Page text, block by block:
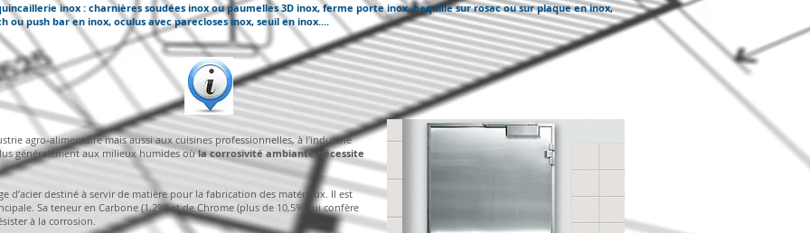
inox : charnières soudées inox ou paumelles 3D inox, ferme porte inox, bequille sur rosac ou sur plaque en inox,
push bar en inox, oculus avec parecloses inox, seuil en inox....
agro-alimentaire mais aussi aux cuisines professionnelles, à l'industrie
généralement aux milieux humides oùla corrosivité ambiante nécessite
d’acier destiné à servir de matière pour la fabrication des matériaux. Il est
Sa teneur en Carbone (1,2%) et de Chrome (plus de 10,5%) lui confère
à la corrosion.